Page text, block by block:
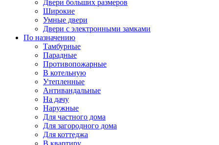
Двери больших размеров
Широкие
Умные двери
Двери с электронными замками
По назначению
Тамбурные
Парадные
Противопожарные
В котельную
Утепленные
Антивандальные
На дачу
Наружные
Для частного дома
Для загородного дома
Для коттеджа